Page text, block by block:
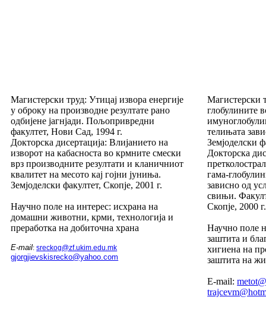
Магистерски труд: Утицај извора енергије
у оброку на производне резултате рано
одбијене јагнјади. Пољопривредни
факултет, Нови Сад, 1994 г.
Докторска дисертација: Влијанието на
изворот на кабасноста во крмните смески
врз производните резултати и кланичниот
квалитет на месото кај гојни јуниња.
Земјоделски факултет, Скопје, 2001 г.
Научно поле на интерес: исхрана на
домашни животни, крми, технологија и
преработка на добиточна храна
E-mail:sreckog@zf.ukim.edu.mk
gjorgjievskisrecko@yahoo.com
Магистерски
глобулините
телињата
Земјоделски
Докторска
гама-
зависно од
свињи.
Скопје, 2000 г.
Научно поле
заштита и
хигиена на
заштита на
E-mail: